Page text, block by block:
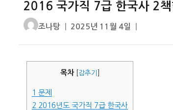
2016 국가직 7급 한국사 2
글
조나탕
작
자
2025년 11월 4일
목차 감추기
1 문제
2 2016년도 국가직 7급 한국사